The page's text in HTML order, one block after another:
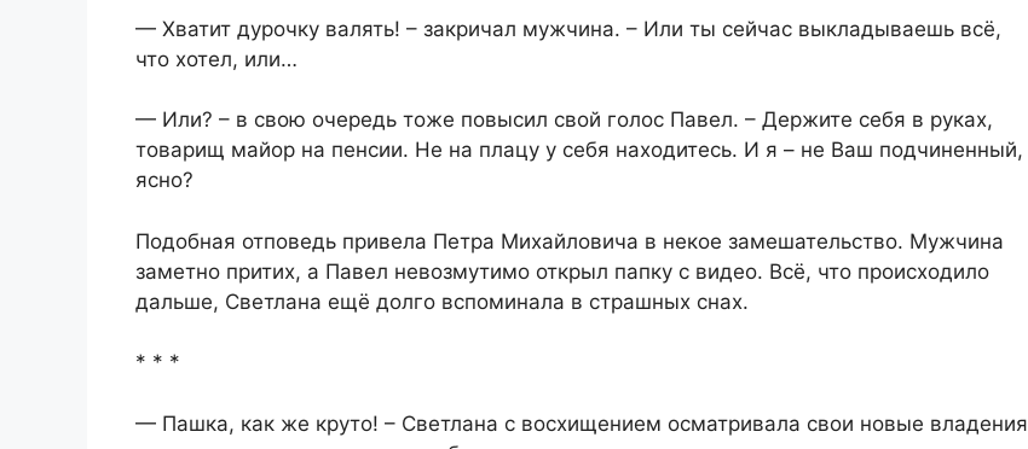
— Хватит дурочку валять! – закричал мужчина. – Или ты сейчас выкладываешь всё,
что хотел, или…
— Или? – в свою очередь тоже повысил свой голос Павел. – Держите себя в руках,
товарищ майор на пенсии. Не на плацу у себя находитесь. И я – не Ваш подчиненный,
ясно?
Подобная отповедь привела Петра Михайловича в некое замешательство. Мужчина
заметно притих, а Павел невозмутимо открыл папку с видео. Всё, что происходило
дальше, Светлана ещё долго вспоминала в страшных снах.
* * *
— Пашка, как же круто! – Светлана с восхищением осматривала свои новые владения